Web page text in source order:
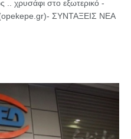
.. χρυσάφι στο εξωτερικό -
ΣΥΝΤΑΞΕΙΣ ΝΕΑ